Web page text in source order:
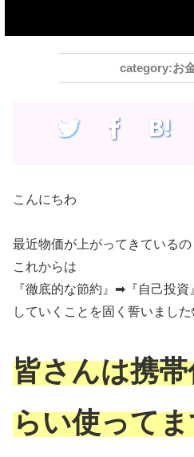
お
こんにちわ
最近物価が上がってきているの
これからは
『徹底的な節約』➡︎『自己投資
していくことを固く誓いました
皆さんは携
らい使って